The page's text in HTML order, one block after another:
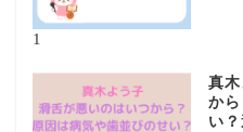
1
真
か
い